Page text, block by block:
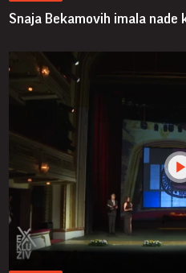
Snaja Bekamovih imala nade